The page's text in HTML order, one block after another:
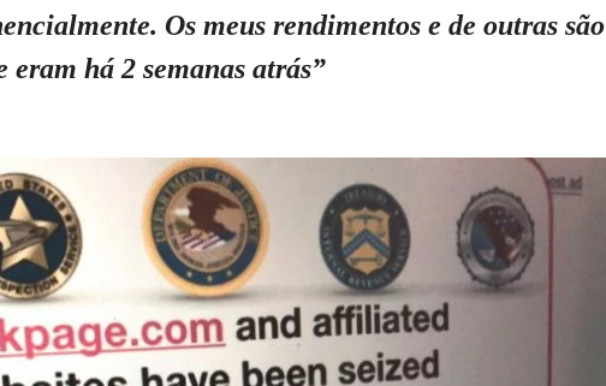
Os meus rendimentos e de outras são
eram há 2 semanas atrás”